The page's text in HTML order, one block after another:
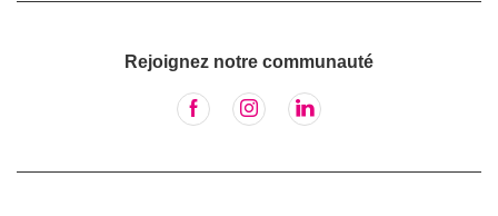
Rejoignez notre communauté